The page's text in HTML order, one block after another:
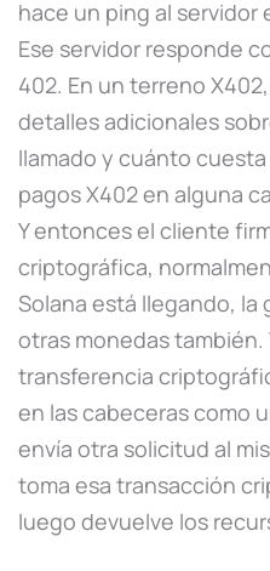
hace un ping al servidor
Ese servidor responde
402. En un terreno
detalles adicionales
llamado y cuánto
pagos X402 en alguna
Y entonces el cliente
criptográfica,
Solana está llegando,
otras monedas también.
transferencia
en las cabeceras como
envía otra solicitud al
toma esa transacción
luego devuelve los